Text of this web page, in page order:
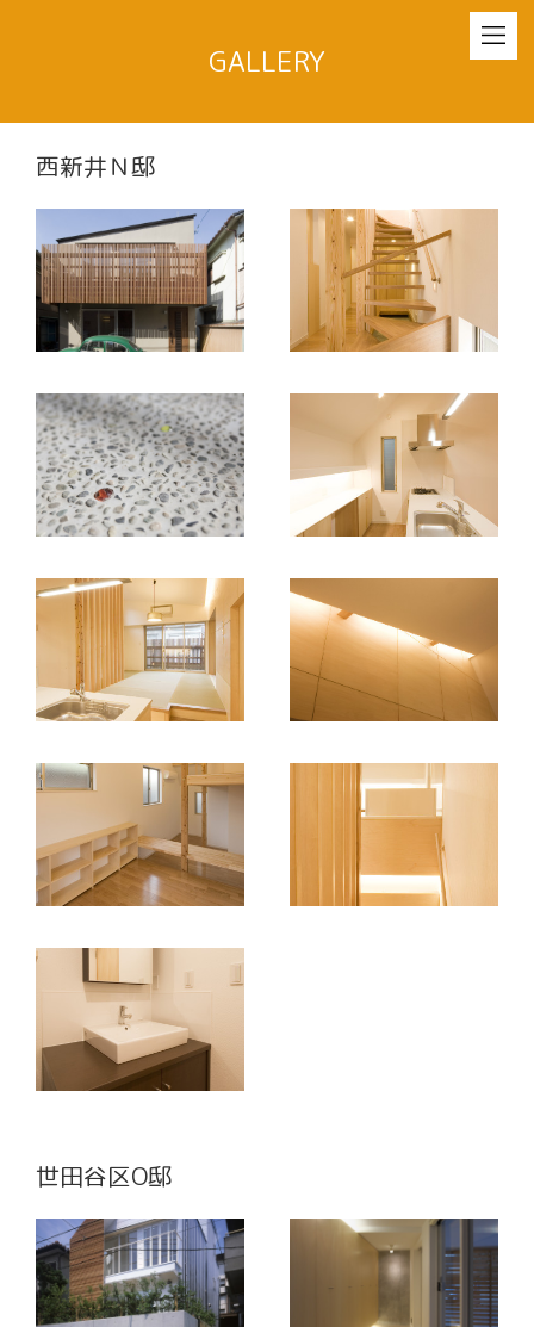
GALLERY
西新井Ｎ邸
世田谷区O邸